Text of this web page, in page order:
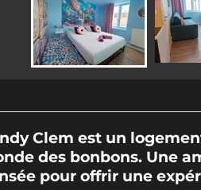
Clem est un
des bonbons. Une
pour offrir une